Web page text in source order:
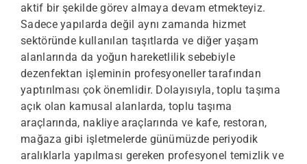
aktif bir şekilde görev almaya devam etmekteyiz.
Sadece yapılarda değil aynı zamanda hizmet
sektöründe kullanılan taşıtlarda ve diğer yaşam
alanlarında da yoğun hareketlilik sebebiyle
dezenfektan işleminin profesyoneller tarafından
yaptırılması çok önemlidir. Dolayısıyla, toplu taşıma
açık olan kamusal alanlarda, toplu taşıma
araçlarında, nakliye araçlarında ve kafe, restoran,
mağaza gibi işletmelerde günümüzde periyodik
aralıklarla yapılması gereken profesyonel temizlik ve